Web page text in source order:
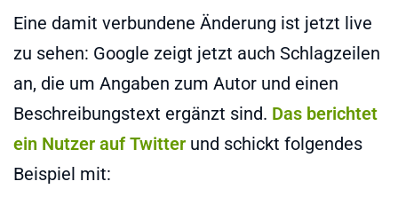
Eine damit verbundene Änderung ist jetzt live
zu sehen: Google zeigt jetzt auch Schlagzeilen
an, die um Angaben zum Autor und einen
Beschreibungstext ergänzt sind. Das berichtet
ein Nutzer auf Twitter und schickt folgendes
Beispiel mit: